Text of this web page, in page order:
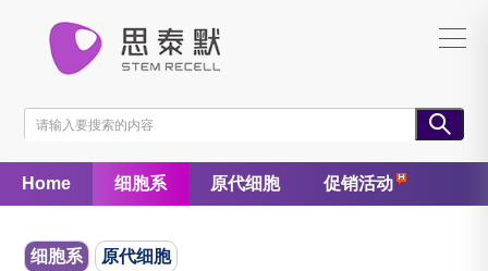
Home 细胞系 原代细胞 促销活动
细胞系 原代细胞